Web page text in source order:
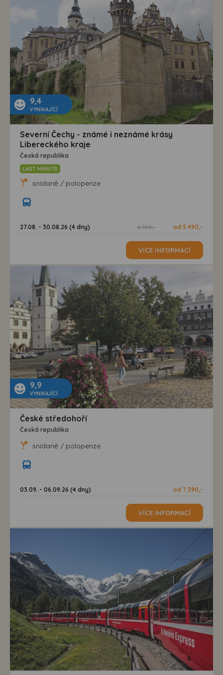
9,4
VYNIKAJÍCÍ
Severní Čechy - známé i neznámé krásy
Libereckého kraje
Česká republika
LAST MINUTE
snídaně / polopenze
27.08. - 30.08.26 (4 dny) 6 190,- od 5 490,-
VÍCE INFORMACÍ
9,9
VYNIKAJÍCÍ
České středohoří
Česká republika
snídaně / polopenze
03.09. - 06.09.26 (4 dny) od 7 390,-
VÍCE INFORMACÍ